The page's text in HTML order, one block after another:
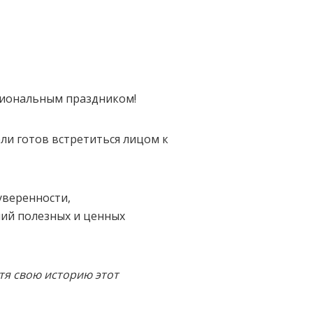
праздником!
готов встретиться лицом к
полезных и ценных
свою историю этот